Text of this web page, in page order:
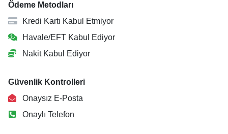
Ödeme Metodları
Kredi Kartı Kabul Etmiyor
Havale/EFT Kabul Ediyor
Nakit Kabul Ediyor
Güvenlik Kontrolleri
Onaysız E-Posta
Onaylı Telefon